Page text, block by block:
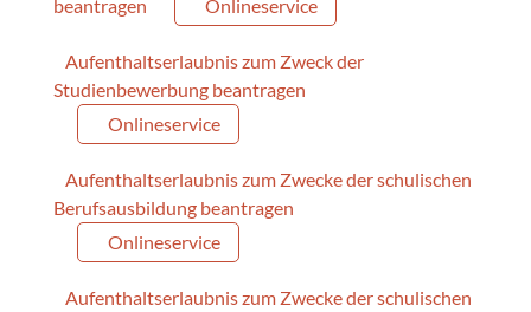
beantragen Onlineservice
Aufenthaltserlaubnis zum Zweck der
Studienbewerbung beantragen
Onlineservice
Aufenthaltserlaubnis zum Zwecke der schulischen
Berufsausbildung beantragen
Onlineservice
Aufenthaltserlaubnis zum Zwecke der schulischen